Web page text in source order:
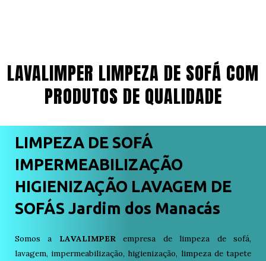
LAVALIMPER LIMPEZA DE SOFÁ COM
PRODUTOS DE QUALIDADE
LIMPEZA DE SOFÁ
IMPERMEABILIZAÇÃO
HIGIENIZAÇÃO LAVAGEM DE
SOFÁS Jardim dos Manacás
Somos a LAVALIMPERempresa de limpeza de sofá,
lavagem, impermeabilização, higienização, limpeza de tapete